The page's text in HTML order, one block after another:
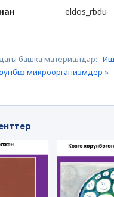
eldos_rbdu
башка материалдар:
микроорганизмдер »